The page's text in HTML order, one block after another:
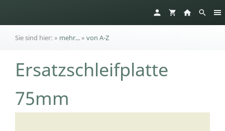
Sie sind hier: » mehr...» von A-Z
Ersatzschleifplatte
75mm